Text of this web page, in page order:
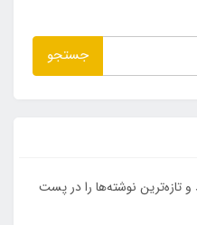
جستجو
تازه‌ترین نوشته‌ها را در پست